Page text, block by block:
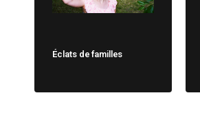
Éclats de familles